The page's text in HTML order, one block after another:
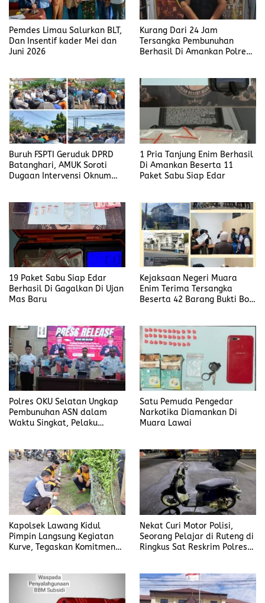
Pemdes Limau Salurkan BLT,
Dan Insentif kader Mei dan
Juni 2026
Kurang Dari 24 Jam
Tersangka Pembunuhan
Berhasil Di Amankan Polres
Buruh FSPTI Geruduk DPRD
Batanghari, AMUK Soroti
Dugaan Intervensi Oknum
1 Pria Tanjung Enim Berhasil
Di Amankan Beserta 11
Paket Sabu Siap Edar
19 Paket Sabu Siap Edar
Berhasil Di Gagalkan Di Ujan
Mas Baru
Kejaksaan Negeri Muara
Enim Terima Tersangka
Beserta 42 Barang Bukti Bobi
Polres OKU Selatan Ungkap
Pembunuhan ASN dalam
Waktu Singkat, Pelaku
Satu Pemuda Pengedar
Narkotika Diamankan Di
Muara Lawai
Kapolsek Lawang Kidul
Pimpin Langsung Kegiatan
Kurve, Tegaskan Komitmen
Nekat Curi Motor Polisi,
Seorang Pelajar di Ruteng di
Ringkus Sat Reskrim Polres